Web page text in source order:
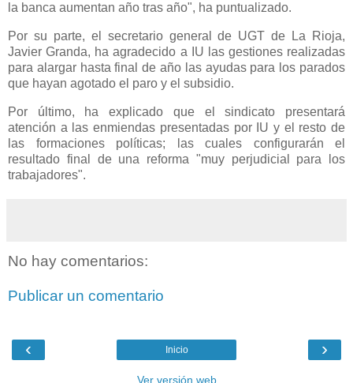
la banca aumentan año tras año", ha puntualizado.
Por su parte, el secretario general de UGT de La Rioja,
Javier Granda, ha agradecido a IU las gestiones realizadas
para alargar hasta final de año las ayudas para los parados
que hayan agotado el paro y el subsidio.
Por último, ha explicado que el sindicato presentará
atención a las enmiendas presentadas por IU y el resto de
las formaciones políticas; las cuales configurarán el
resultado final de una reforma "muy perjudicial para los
trabajadores".
No hay comentarios:
Publicar un comentario
‹ ›
Inicio
Ver versión web